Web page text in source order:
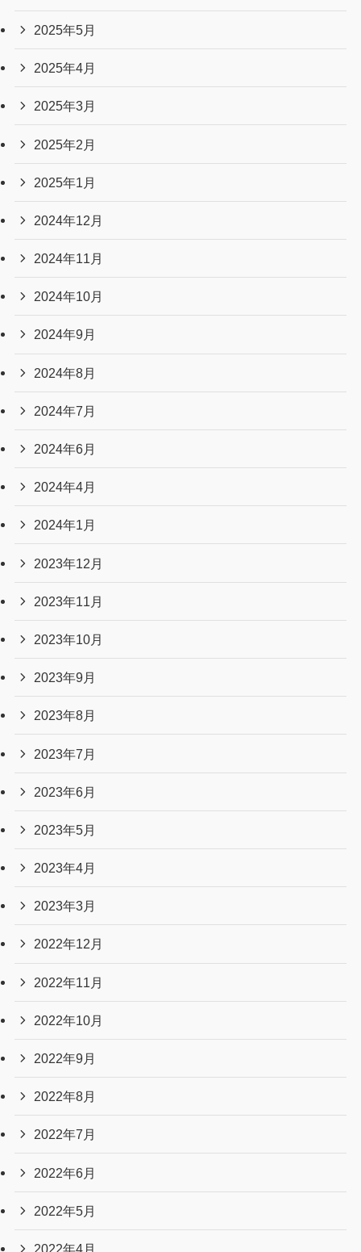
2025年5月
2025年4月
2025年3月
2025年2月
2025年1月
2024年12月
2024年11月
2024年10月
2024年9月
2024年8月
2024年7月
2024年6月
2024年4月
2024年1月
2023年12月
2023年11月
2023年10月
2023年9月
2023年8月
2023年7月
2023年6月
2023年5月
2023年4月
2023年3月
2022年12月
2022年11月
2022年10月
2022年9月
2022年8月
2022年7月
2022年6月
2022年5月
2022年4月